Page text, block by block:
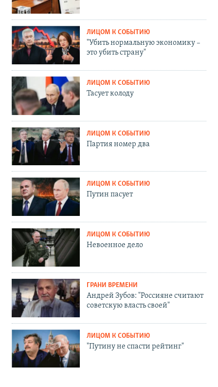
ЛИЦОМ К СОБЫТИЮ
"Убить нормальную экономику –
это убить страну"
ЛИЦОМ К СОБЫТИЮ
Тасует колоду
ЛИЦОМ К СОБЫТИЮ
Партия номер два
ЛИЦОМ К СОБЫТИЮ
Путин пасует
ЛИЦОМ К СОБЫТИЮ
Невоенное дело
ГРАНИ ВРЕМЕНИ
Андрей Зубов: "Россияне считают
советскую власть своей"
ЛИЦОМ К СОБЫТИЮ
"Путину не спасти рейтинг"